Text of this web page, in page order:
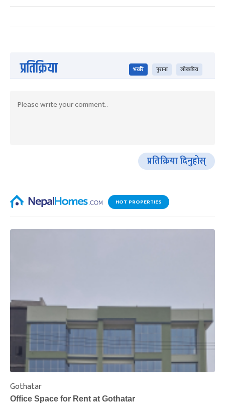
प्रतिक्रिया भर्खरै पुराना लोकप्रिय
प्रतिक्रिया दिनुहोस्
HOT PROPERTIES
Gothatar
Office Space for Rent at Gothatar